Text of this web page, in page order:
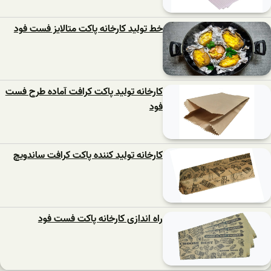
خط تولید کارخانه پاکت متالایز فست فود
کارخانه تولید پاکت کرافت آماده طرح فست
فود
کارخانه تولید کننده پاکت کرافت ساندویچ
راه اندازی کارخانه پاکت فست فود